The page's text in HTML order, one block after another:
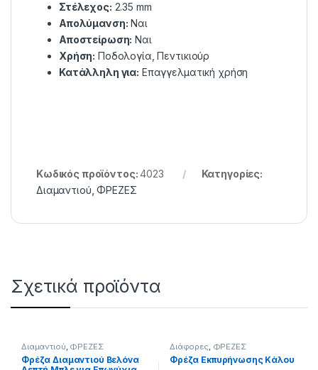
Στέλεχος: 2.35 mm
Απολύμανση: Ναι
Αποστείρωση: Ναι
Χρήση: Ποδολογία, Πεντικιούρ
Κατάλληλη για: Επαγγελματική χρήση
Κωδικός προϊόντος:4023
Κατηγορίες:
Διαμαντιού ,ΦΡΕΖΕΣ
Σχετικά προϊόντα
Διαμαντιού, ΦΡΕΖΕΣ
Φρέζα Διαμαντιού Βελόνα
Διάφορες, ΦΡΕΖΕΣ
Φρέζα Εκπυρήνωσης Κάλου